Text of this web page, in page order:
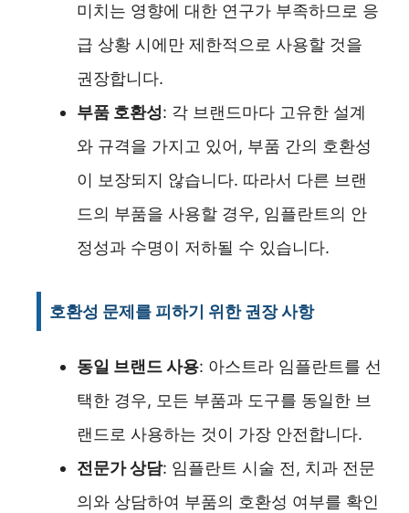
미치는 영향에 대한 연구가 부족하므로 응
급 상황 시에만 제한적으로 사용할 것을
권장합니다.
부품 호환성: 각 브랜드마다 고유한 설계
와 규격을 가지고 있어, 부품 간의 호환성
이 보장되지 않습니다. 따라서 다른 브랜
드의 부품을 사용할 경우, 임플란트의 안
정성과 수명이 저하될 수 있습니다.
호환성 문제를 피하기 위한 권장 사항
동일 브랜드 사용: 아스트라 임플란트를 선
택한 경우, 모든 부품과 도구를 동일한 브
랜드로 사용하는 것이 가장 안전합니다.
전문가 상담: 임플란트 시술 전, 치과 전문
의와 상담하여 부품의 호환성 여부를 확인